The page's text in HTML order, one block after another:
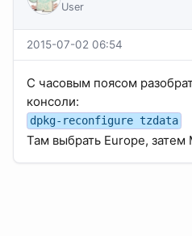
User
2015-07-02 06:54
С часовым поясом
консоли:
dpkg-reconfigure tzdata
Там выбрать Europe, затем